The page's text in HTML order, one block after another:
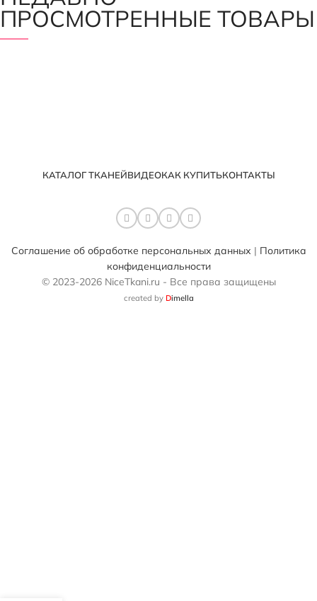
ПРОСМОТРЕННЫЕ ТОВАРЫ
КАТАЛОГ ТКАНЕЙВИДЕОКАК КУПИТЬКОНТАКТЫ
Соглашение об обработке персональных данных | Политика
конфиденциальности
© 2023-2026 NiceTkani.ru - Все права защищены
created by Dimella